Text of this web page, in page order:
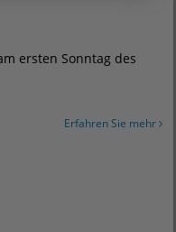
ersten Sonntag des
Erfahren Sie mehr